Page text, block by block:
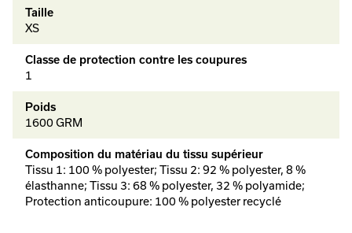
Taille
XS
Classe de protection contre les coupures
1
Poids
1600 GRM
Composition du matériau du tissu supérieur
Tissu 1: 100 % polyester; Tissu 2: 92 % polyester, 8 %
élasthanne; Tissu 3: 68 % polyester, 32 % polyamide;
Protection anticoupure: 100 % polyester recyclé